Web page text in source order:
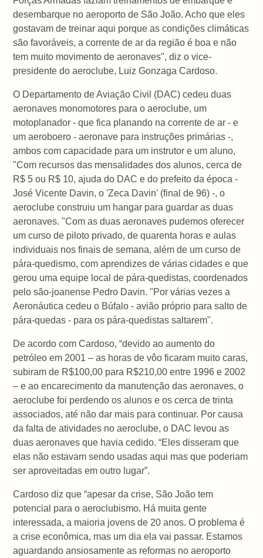
desembarque no aeroporto de São João. Acho que eles
gostavam de treinar aqui porque as condições climáticas
são favoráveis, a corrente de ar da região é boa e não
tem muito movimento de aeronaves", diz o vice-
presidente do aeroclube, Luiz Gonzaga Cardoso.
O Departamento de Aviação Civil (DAC) cedeu duas
aeronaves monomotores para o aeroclube, um
motoplanador - que fica planando na corrente de ar - e
um aeroboero - aeronave para instruções primárias -,
ambos com capacidade para um instrutor e um aluno,
"Com recursos das mensalidades dos alunos, cerca de
R$ 5 ou R$ 10, ajuda do DAC e do prefeito da época -
José Vicente Davin, o 'Zeca Davin' (final de 96) -, o
aeroclube construiu um hangar para guardar as duas
aeronaves. "Com as duas aeronaves pudemos oferecer
um curso de piloto privado, de quarenta horas e aulas
individuais nos finais de semana, além de um curso de
pára-quedismo, com aprendizes de várias cidades e que
gerou uma equipe local de pára-quedistas, coordenados
pelo são-joanense Pedro Davin. "Por várias vezes a
Aeronáutica cedeu o Búfalo - avião próprio para salto de
pára-quedas - para os pára-quedistas saltarem".
De acordo com Cardoso, “devido ao aumento do
petróleo em 2001 – as horas de vôo ficaram muito caras,
subiram de R$100,00 para R$210,00 entre 1996 e 2002
– e ao encarecimento da manutenção das aeronaves, o
aeroclube foi perdendo os alunos e os cerca de trinta
associados, até não dar mais para continuar. Por causa
da falta de atividades no aeroclube, o DAC levou as
duas aeronaves que havia cedido. “Eles disseram que
elas não estavam sendo usadas aqui mas que poderiam
ser aproveitadas em outro lugar”.
Cardoso diz que “apesar da crise, São João tem
potencial para o aeroclubismo. Há muita gente
interessada, a maioria jovens de 20 anos. O problema é
a crise econômica, mas um dia ela vai passar. Estamos
aguardando ansiosamente as reformas no aeroporto